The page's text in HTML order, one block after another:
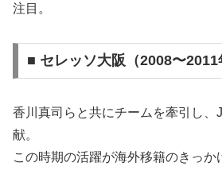
注目。
■ セレッソ大阪（2008〜2011
香川真司らと共にチームを牽引し、
献。
この時期の活躍が海外移籍のきっか